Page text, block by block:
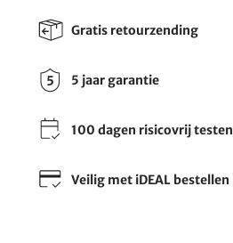
Gratis retourzending
5 jaar garantie
100 dagen risicovrij testen
Veilig met iDEAL bestellen